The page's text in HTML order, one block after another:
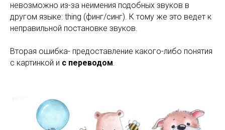
невозможно из-за неимения подобных звуков в
другом языке: thing (финг/синг). К тому же это ведет к
неправильной постановке звуков.
Вторая ошибка- предоставление какого-либо понятия
с картинкой и с переводом.